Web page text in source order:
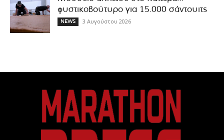
φυστικοβούτυρο για 15.000 σάντουιτς
NEWS 3 Αυγούστου 2026